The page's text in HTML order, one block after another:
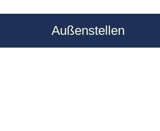
Außenstellen